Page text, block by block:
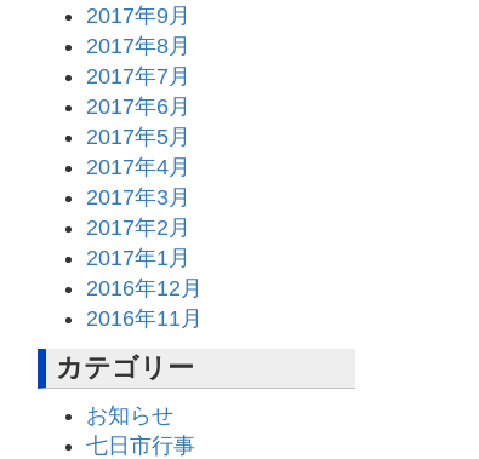
2017年9月
2017年8月
2017年7月
2017年6月
2017年5月
2017年4月
2017年3月
2017年2月
2017年1月
2016年12月
2016年11月
カテゴリー
お知らせ
七日市行事